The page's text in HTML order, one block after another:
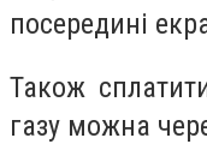
посередині
Також
газу можна